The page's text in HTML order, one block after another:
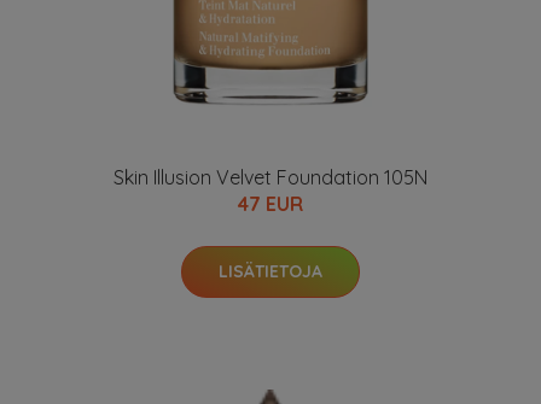
Skin Illusion Velvet Foundation 105N
47 EUR
LISÄTIETOJA